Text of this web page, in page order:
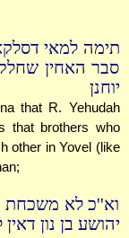
תימה למאי
סבר האחין
יוחנן
that R. Yehudah
that brothers who
other in Yovel (like
וא''כ לא משכחת
יהושע בן נון